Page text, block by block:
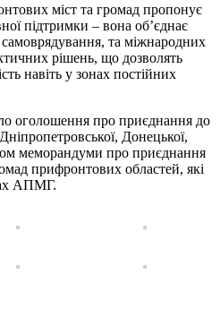
міст та громад пропонує
підтримки – вона об’єднає
та міжнародних
рішень, що дозволять
навіть у зонах постійних
оголошення про приєднання до
Донецької,
меморандуми про приєднання
прифронтових областей, які
АПМГ.